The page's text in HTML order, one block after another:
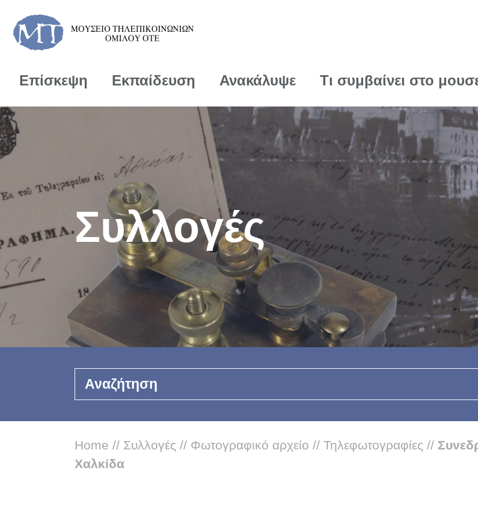
Επίσκεψη Εκπαίδευση Ανακάλυψε Τι συμβαίνει στο
Συλλογές
Αναζήτηση
Home // Συλλογές // Φωτογραφικό αρχείο // Τηλεφωτογραφίες //
Χαλκίδα